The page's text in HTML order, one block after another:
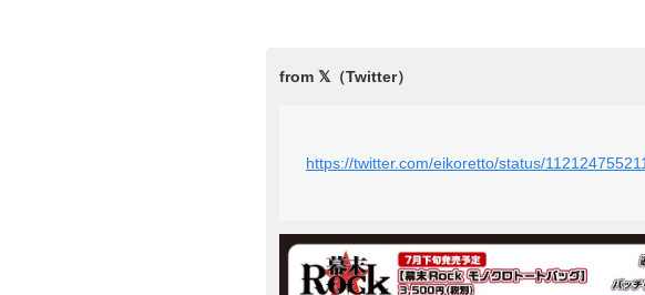
https://twitter.com/eikoretto/status/